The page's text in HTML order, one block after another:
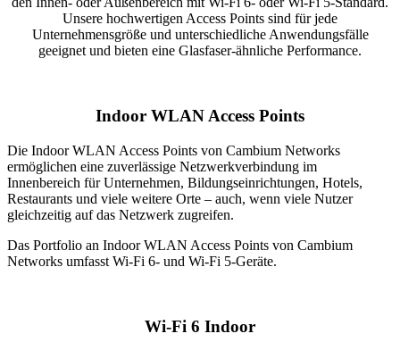
Unsere hochwertigen Access Points sind für jede
Unternehmensgröße und unterschiedliche Anwendungsfälle
geeignet und bieten eine Glasfaser-ähnliche Performance.
Indoor WLAN Access Points
Die Indoor WLAN Access Points von Cambium Networks
ermöglichen eine zuverlässige Netzwerkverbindung im
Innenbereich für Unternehmen, Bildungseinrichtungen, Hotels,
Restaurants und viele weitere Orte – auch, wenn viele Nutzer
gleichzeitig auf das Netzwerk zugreifen.
Das Portfolio an Indoor WLAN Access Points von Cambium
Networks umfasst Wi-Fi 6- und Wi-Fi 5-Geräte.
Wi-Fi 6 Indoor